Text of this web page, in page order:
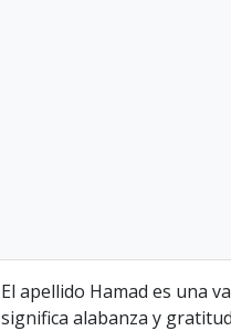
El apellido Hamad es una
significa alabanza y